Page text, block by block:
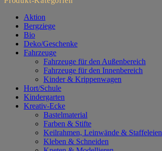
Aktion
Bergziege
Bio
Deko/Geschenke
Fahrzeuge
Fahrzeuge für den Außenbereich
Fahrzeuge für den Innenbereich
Kinder & Krippenwagen
Hort/Schule
Kindergarten
Kreativ-Ecke
Bastelmaterial
Farben & Stifte
Keilrahmen, Leinwände & Staffeleien
Kleben & Schneiden